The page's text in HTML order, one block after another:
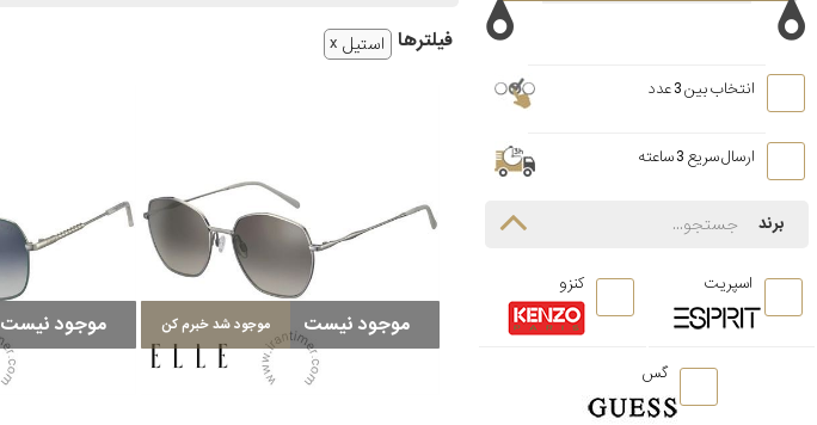
فیلتر‌ها استیل
موجود نیست موجود شد خبرم کن موجود نیست
انتخاب بین 3 عدد
ارسال سریع 3 ساعته
برند
اسپریت کنزو
گس